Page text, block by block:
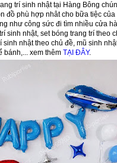
trí sinh nhật tại Hàng Bông
đồ phù hợp nhât cho bữa tiệc của
như công sức đi tìm nhiều cửa
sinh nhật, set bóng trang trí theo
sinh nhật theo chủ đề, mũ sinh
bánh,... xem thêm TẠI ĐÂY.